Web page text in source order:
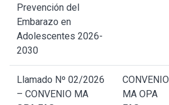
Prevención del
Embarazo en
Adolescentes 2026-
2030
Llamado Nº 02/2026
– CONVENIO MA
CONVENIO
MA OPA